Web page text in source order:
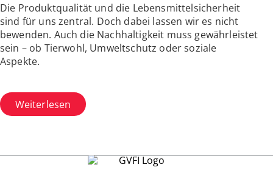
Die Produktqualität und die Lebensmittelsicherheit
sind für uns zentral. Doch dabei lassen wir es nicht
bewenden. Auch die Nachhaltigkeit muss gewährleistet
sein – ob Tierwohl, Umweltschutz oder soziale
Aspekte.
Weiterlesen